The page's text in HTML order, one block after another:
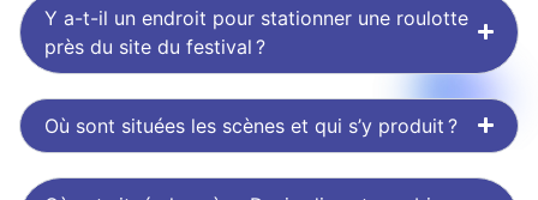
Y a-t-il un endroit pour stationner une roulotte
près du site du festival ?
Où sont situées les scènes et qui s’y produit ?